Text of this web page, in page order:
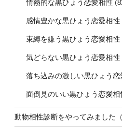
情熱的な黒ひょう恋愛相性
感情豊かな黒ひょう恋愛相性
束縛を嫌う黒ひょう恋愛相性
気どらない黒ひょう恋愛相性
落ち込みの激しい黒ひょう恋
面倒見のいい黒ひょう恋愛相
動物相性診断をやってみました